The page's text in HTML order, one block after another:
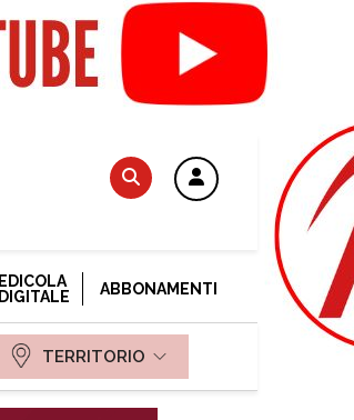
EDICOLA
DIGITALE
ABBONAMENTI
TERRITORIO